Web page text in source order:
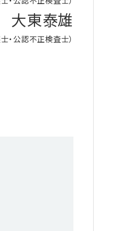
大東泰雄
・公認不正検査士）